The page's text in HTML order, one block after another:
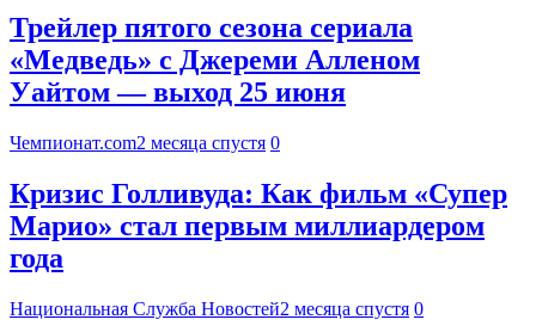
Трейлер пятого сезона сериала
«Медведь» с Джереми Алленом
Уайтом — выход 25 июня
Чемпионат.com2 месяца спустя 0
Кризис Голливуда: Как фильм «Супер
Марио» стал первым миллиардером
года
Национальная Служба Новостей2 месяца спустя 0